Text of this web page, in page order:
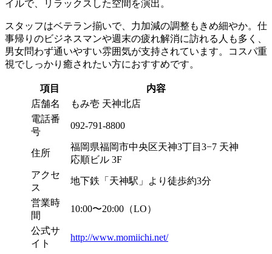
イルで、リラックスした空間を演出。
スタッフはベテラン揃いで、力加減の調整もきめ細やか。仕
事帰りのビジネスマンや週末の疲れ解消に訪れる人も多く、
男女問わず通いやすい雰囲気が支持されています。コスパ重
視でしっかり癒されたい方におすすめです。
項目
内容
店舗名
もみ壱 天神北店
電話番
号
092-791-8800
住所
福岡県福岡市中央区天神3丁目3−7 天神
応順ビル 3F
アクセ
ス
地下鉄「天神駅」より徒歩約3分
営業時
間
10:00〜20:00（LO）
公式サ
イト
http://www.momiichi.net/